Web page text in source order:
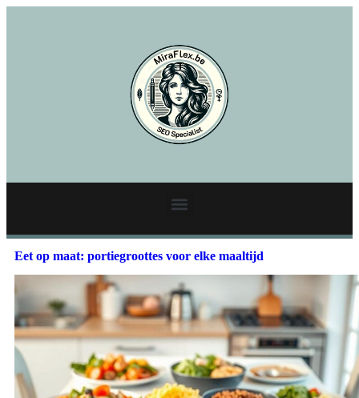
Eet op maat: portiegroottes voor elke maaltijd